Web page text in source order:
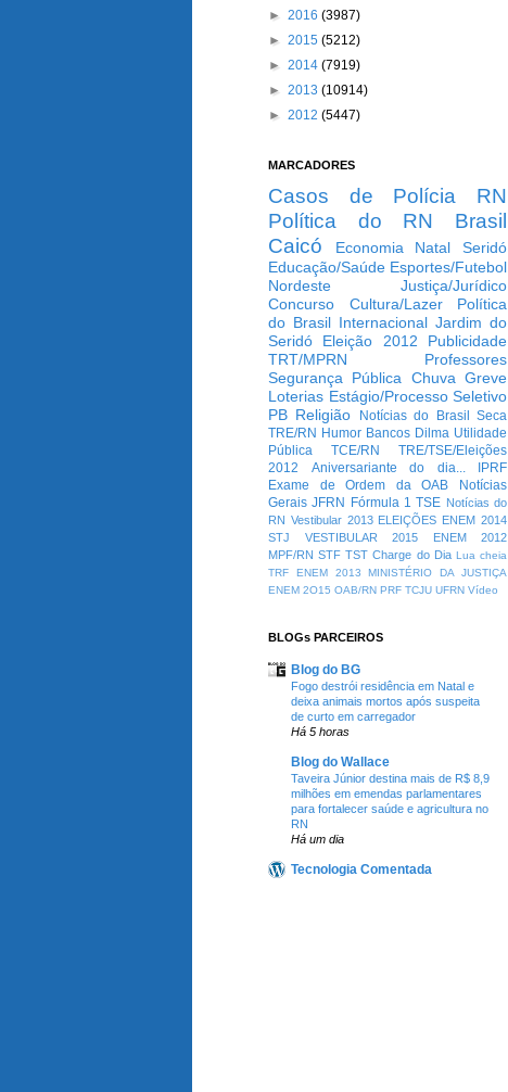
► 2016 (3987)
► 2015 (5212)
► 2014 (7919)
► 2013 (10914)
► 2012 (5447)
MARCADORES
Casos de Polícia
RN
Política do RN
Brasil
Caicó
Economia Natal
Seridó
Educação/Saúde Esportes/Futebol
Nordeste
Justiça/Jurídico
Concurso
Cultura/Lazer
Política
do Brasil Internacional Jardim do
Seridó
Eleição 2012
Publicidade
TRT/MPRN
Professores
Segurança Pública Chuva Greve
Loterias Estágio/Processo Seletivo
PB Religião Notícias do Brasil
Seca
TRE/RN Humor Bancos Dilma Utilidade
Pública
TCE/RN
TRE/TSE/Eleições
2012
Aniversariante do dia...
IPRF
Exame de Ordem da OAB
Notícias
Gerais JFRN Fórmula 1 TSE Notícias do
RN Vestibular 2013 ELEIÇÕES ENEM 2014
STJ
VESTIBULAR 2015
ENEM 2012
MPF/RN STF TST Charge do Dia Lua cheia
TRF
ENEM 2013
MINISTÉRIO DA JUSTIÇA
ENEM 2O15 OAB/RN PRF TCJU UFRN Vídeo
BLOGs PARCEIROS
Blog do BG
Fogo destrói residência em Natal e
deixa animais mortos após suspeita
de curto em carregador
Há 5 horas
Blog do Wallace
Taveira Júnior destina mais de R$ 8,9
milhões em emendas parlamentares
para fortalecer saúde e agricultura no
RN
Há um dia
Tecnologia Comentada